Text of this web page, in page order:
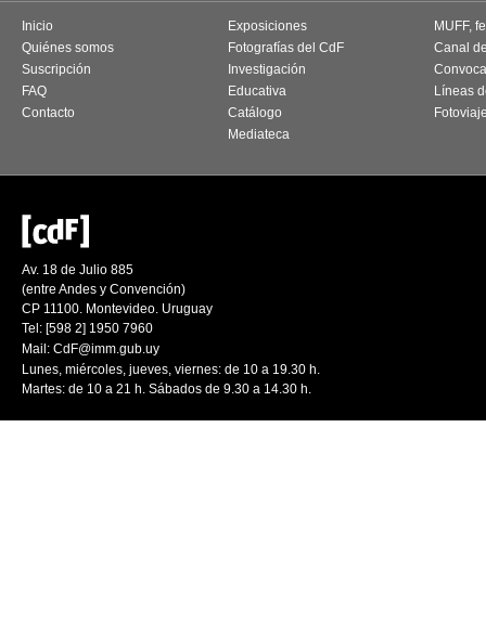
Inicio
Quiénes somos
Suscripción
FAQ
Contacto
Exposiciones
Fotografías del CdF
Investigación
Educativa
Catálogo
Mediateca
MUFF,
Canal
Líneas
Av. 18 de Julio 885
(entre Andes y Convención)
CP 11100. Montevideo. Uruguay
Tel: [598 2] 1950 7960
Mail: CdF@imm.gub.uy
Lunes, miércoles, jueves, viernes: de 10 a 19.30 h.
Martes: de 10 a 21 h. Sábados de 9.30 a 14.30 h.